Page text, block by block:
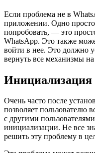
Если проблема не в
приложении. Одно
попробовать, — это
WhatsApp. Это также
войти в нее. Это должно
вернуть все механизмы на
Инициализация
Очень часто после
позволяет пользователю
с другими
инициализации. Не все
решить эту проблему в